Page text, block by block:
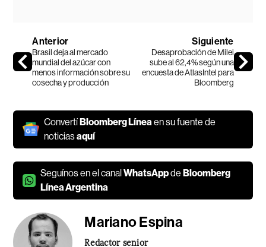
Anterior
Brasil deja al mercado
mundial del azúcar con
menos información sobre su
cosecha y producción
Siguiente
Desaprobación de Milei
sube al 62,4% según una
encuesta de AtlasIntel para
Bloomberg
ConvertíBloomberg Línea en su fuente de
noticiasaquí
Seguínos en el canalWhatsAppdeBloomberg
Línea Argentina
Mariano Espina
Redactor senior